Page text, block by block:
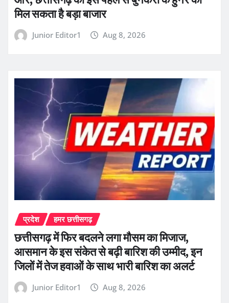
मिल सकता है बड़ा बाजार
Junior Editor1 Aug 8, 2026
प्रदेश हमर छत्तीसगढ़
छत्तीसगढ़ में फिर बदलने लगा मौसम का मिजाज,
आसमान के इस संकेत से बढ़ी बारिश की उम्मीद, इन
जिलों में तेज हवाओं के साथ भारी बारिश का अलर्ट
Junior Editor1 Aug 8, 2026